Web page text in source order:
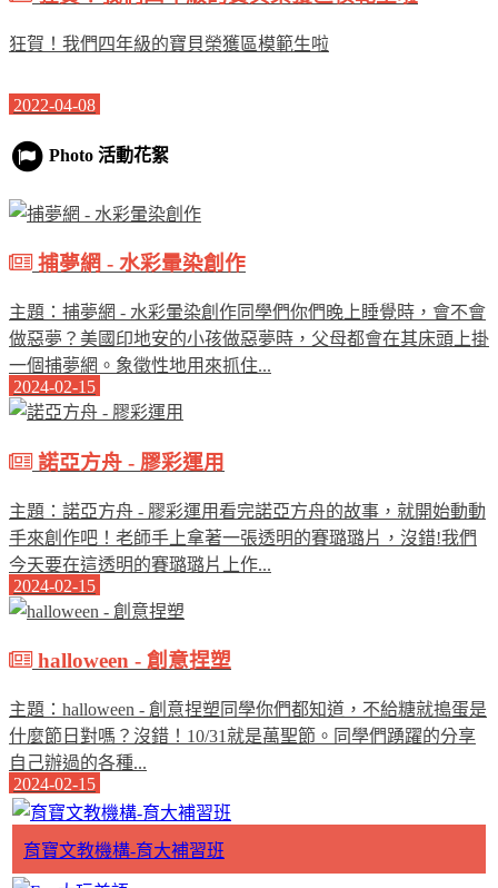
狂賀！我們四年級的寶貝榮獲區模範生啦
2022-04-08
Photo 活動花絮
捕夢網 - 水彩暈染創作
主題：捕夢網 - 水彩暈染創作同學們你們晚上睡覺時，會不會
做惡夢？美國印地安的小孩做惡夢時，父母都會在其床頭上掛
一個捕夢網。象徵性地用來抓住...
2024-02-15
諾亞方舟 - 膠彩運用
主題：諾亞方舟 - 膠彩運用看完諾亞方舟的故事，就開始動動
手來創作吧！老師手上拿著一張透明的賽璐璐片，沒錯!我們
今天要在這透明的賽璐璐片上作...
2024-02-15
halloween - 創意捏塑
主題：halloween - 創意捏塑同學你們都知道，不給糖就搗蛋是
什麼節日對嗎？沒錯！10/31就是萬聖節。同學們踴躍的分享
自己辦過的各種...
2024-02-15
育寶文教機構-育大補習班